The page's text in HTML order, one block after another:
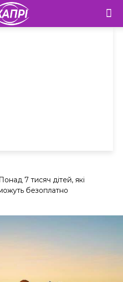
7 тисяч дітей, які
безоплатно